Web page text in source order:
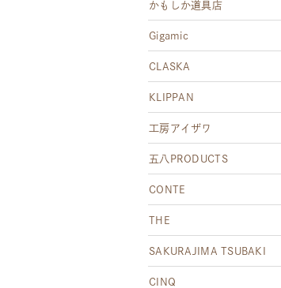
かもしか道具店
Gigamic
CLASKA
KLIPPAN
工房アイザワ
五八PRODUCTS
CONTE
THE
SAKURAJIMA TSUBAKI
CINQ